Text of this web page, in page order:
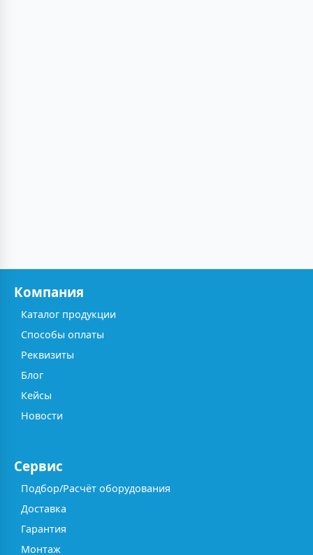
Компания
Каталог продукции
Способы оплаты
Реквизиты
Блог
Кейсы
Новости
Сервис
Подбор/Расчёт оборудования
Доставка
Гарантия
Монтаж